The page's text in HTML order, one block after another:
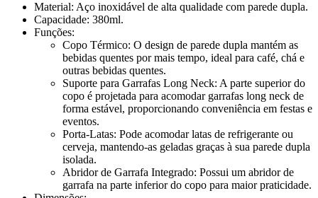
Material: Aço inoxidável de alta qualidade com parede dupla.
Capacidade: 380ml.
Funções:
Copo Térmico: O design de parede dupla mantém as
bebidas quentes por mais tempo, ideal para café, chá e
outras bebidas quentes.
Suporte para Garrafas Long Neck: A parte superior do
copo é projetada para acomodar garrafas long neck de
forma estável, proporcionando conveniência em festas e
eventos.
Porta-Latas: Pode acomodar latas de refrigerante ou
cerveja, mantendo-as geladas graças à sua parede dupla
isolada.
Abridor de Garrafa Integrado: Possui um abridor de
garrafa na parte inferior do copo para maior praticidade.